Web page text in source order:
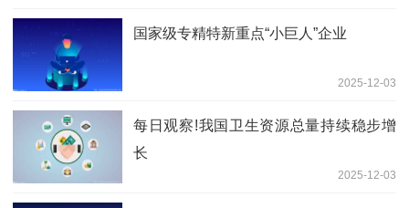
国家级专精特新重点“小巨人”企业
2025-12-03
每日观察!我国卫生资源总量持续稳步增
长
2025-12-03